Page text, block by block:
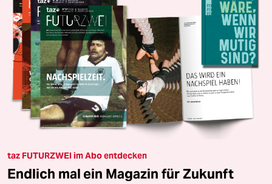
taz FUTURZWEI im Abo entdecken
Endlich mal ein Magazin für Zukunft